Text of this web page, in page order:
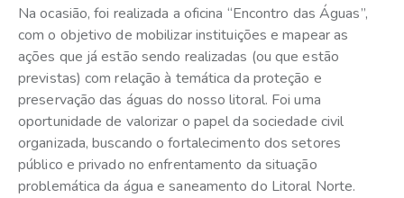
Na ocasião, foi realizada a oficina “Encontro das Águas”,
com o objetivo de mobilizar instituições e mapear as
ações que já estão sendo realizadas (ou que estão
previstas) com relação à temática da proteção e
preservação das águas do nosso litoral. Foi uma
oportunidade de valorizar o papel da sociedade civil
organizada, buscando o fortalecimento dos setores
público e privado no enfrentamento da situação
problemática da água e saneamento do Litoral Norte.